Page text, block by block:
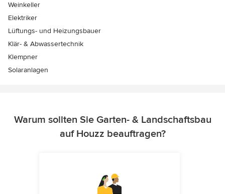
Weinkeller
Elektriker
Lüftungs- und Heizungsbauer
Klär- & Abwassertechnik
Klempner
Solaranlagen
Warum sollten Sie Garten- & Landschaftsbau
auf Houzz beauftragen?